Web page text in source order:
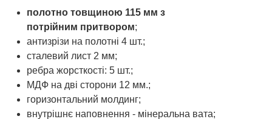
полотно товщиною 115 мм з
потрійним притвором;
антизрізи на полотні 4 шт.;
сталевий лист 2 мм;
ребра жорсткості: 5 шт.;
МДФ на дві сторони 12 мм.;
горизонтальний молдинг;
внутрішнє наповнення - мінеральна вата;